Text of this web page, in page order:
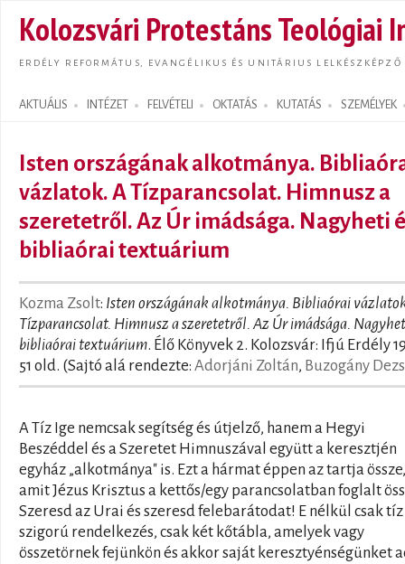
Kolozsvári Protestáns Teológiai
ERDÉLY REFORMÁTUS, EVANGÉLIKUS ÉS UNITÁRIUS LELKÉSZKÉPZŐ
AKTUÁLIS INTÉZET FELVÉTELI OKTATÁS KUTATÁS SZEMÉLYEK
Search form
Isten országának alkotmánya.
vázlatok. A Tízparancsolat. Himnusz a
szeretetről. Az Úr imádsága. Nagyheti
bibliaórai textuárium
Kozma Zsolt: Isten országának alkotmánya. Bibliaórai
Tízparancsolat. Himnusz a szeretetről. Az Úr imádsága.
bibliaórai textuárium. Élő Könyvek 2. Kolozsvár: Ifjú Erdély
51 old. (Sajtó alá rendezte: Adorjáni Zoltán, Buzogány
A Tíz Ige nemcsak segítség és útjelző, hanem a Hegyi
Beszéddel és a Szeretet Himnuszával együtt a keresztjén
egyház „alkotmánya" is. Ezt a hármat éppen az tartja össze,
amit Jézus Krisztus a kettős/egy parancsolatban foglalt
Szeresd az Urai és szeresd felebarátodat! E nélkül csak tíz
szigorú rendelkezés, csak két kőtábla, amelyek vagy
összetörnek fejünkön és akkor saját keresztyénségünket